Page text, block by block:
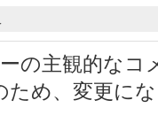
の主観的なコ
ため、変更に